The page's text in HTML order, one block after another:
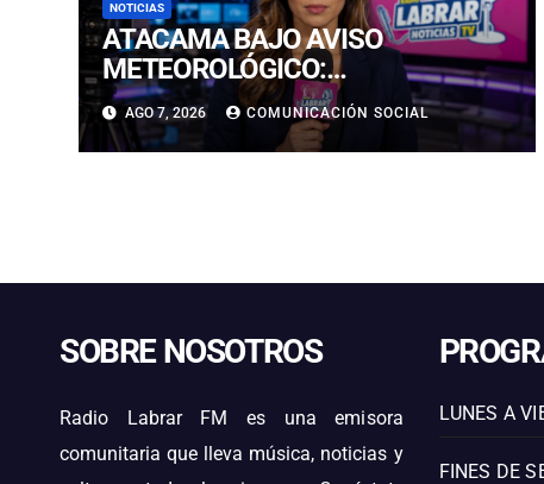
NOTICIAS
ATACAMA BAJO AVISO
METEOROLÓGICO:
PRONOSTICAN LLUVIAS E
ISOTERMA CERO ALTA EN
PRECORDILLERA Y CORDILLERA
AGO 7, 2026 COMUNICACIÓN SOCIAL
SOBRE NOSOTROS
Radio Labrar FM es una emisora
comunitaria que lleva música, noticias y
LUNES A
FINES DE